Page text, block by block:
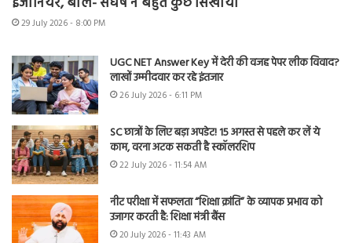
29 July 2026 - 8:00 PM
UGC NET Answer Key में देरी की वजह पेपर लीक विवाद?
लाखों उम्मीदवार कर रहे इंतजार
26 July 2026 - 6:11 PM
SC छात्रों के लिए बड़ा अपडेट! 15 अगस्त से पहले कर लें ये
काम, वरना अटक सकती है स्कॉलरशिप
22 July 2026 - 11:54 AM
नीट परीक्षा में सफलता “शिक्षा क्रांति” के व्यापक प्रभाव को
उजागर करती है: शिक्षा मंत्री बैंस
20 July 2026 - 11:43 AM